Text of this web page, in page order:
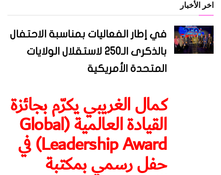
اخر الأخبار
في إطار الفعاليات بمناسبة الاحتفال
بالذكرى الـ250 لاستقلال الولايات
المتحدة الأمريكية
كمال الغريبي يكرّم بجائزة
القيادة العالمية (Global
Leadership Award) في
حفل رسمي بمكتبة